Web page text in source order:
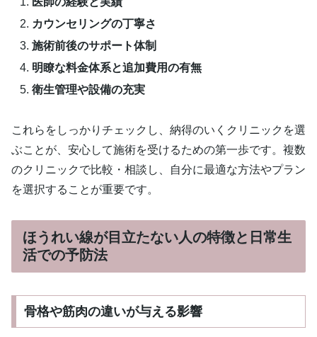
カウンセリングの丁寧さ
施術前後のサポート体制
明瞭な料金体系と追加費用の有無
衛生管理や設備の充実
これらをしっかりチェックし、納得のいくクリニックを選
ぶことが、安心して施術を受けるための第一歩です。複数
のクリニックで比較・相談し、自分に最適な方法やプラン
を選択することが重要です。
ほうれい線が目立たない人の特徴と日常生
活での予防法
骨格や筋肉の違いが与える影響